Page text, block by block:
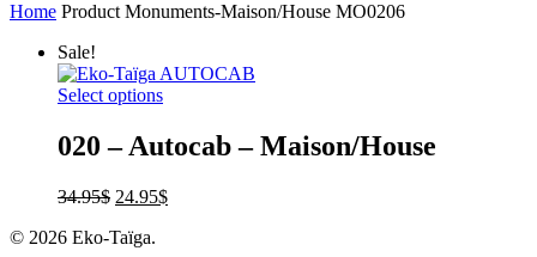
Home Product Monuments-Maison/House MO0206
Sale!
Select options
020 – Autocab – Maison/House
34.95$ 24.95$
© 2026 Eko-Taïga.